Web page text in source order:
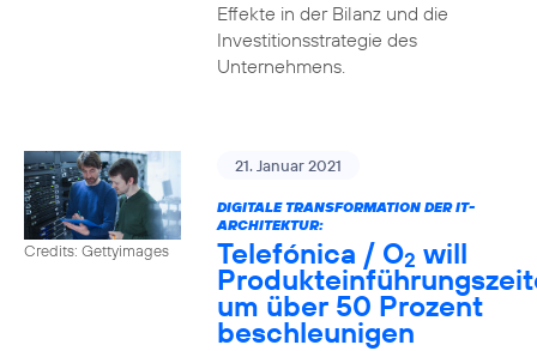
Effekte in der Bilanz und die
Investitionsstrategie des
Unternehmens.
Credits: Gettyimages
21. Januar 2021
DIGITALE TRANSFORMATION DER IT-
ARCHITEKTUR:
Telefónica / O2 will
um über 50 Prozent
beschleunigen